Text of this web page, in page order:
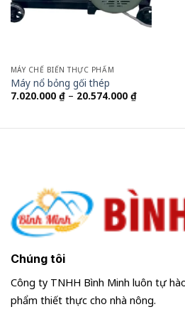
MÁY CHẾ BIẾN THỰC PHẨM
Máy nổ bỏng gối thép
7.020.000 ₫ – 20.574.000 ₫Khoảng
giá:
đến
Chúng tôi
Công ty TNHH Bình Minh luôn tự
phẩm thiết thực cho nhà nông.